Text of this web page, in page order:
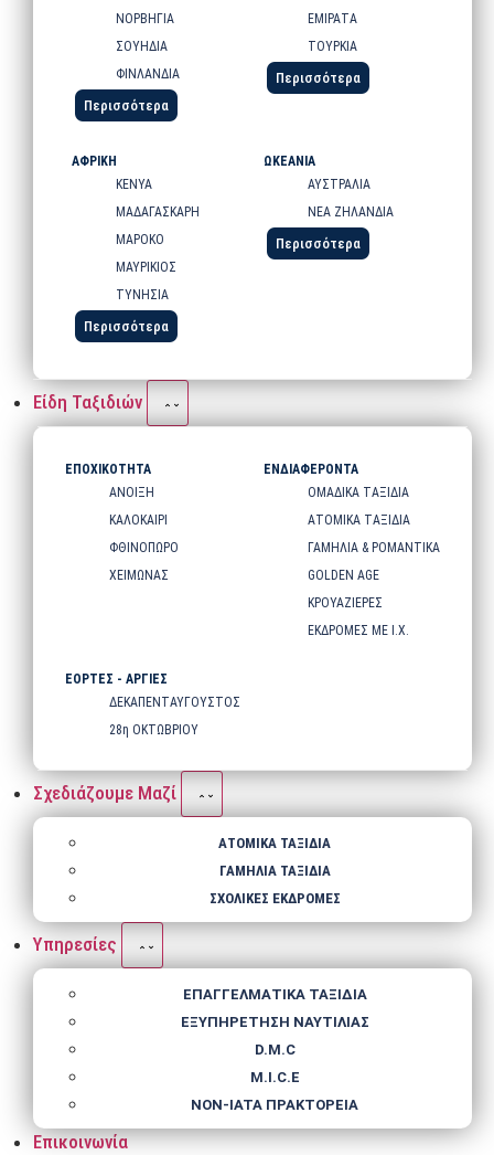
ΝΟΡΒΗΓΙΑ
ΣΟΥΗΔΙΑ
ΦΙΝΛΑΝΔΙΑ
Περισσότερα
ΕΜΙΡΑΤΑ
ΤΟΥΡΚΙΑ
Περισσότερα
ΑΦΡΙΚΗ
ΚΕΝΥΑ
ΜΑΔΑΓΑΣΚΑΡΗ
ΜΑΡΟΚΟ
ΜΑΥΡΙΚΙΟΣ
ΤΥΝΗΣΙΑ
Περισσότερα
ΩΚΕΑΝΙΑ
ΑΥΣΤΡΑΛΙΑ
ΝΕΑ ΖΗΛΑΝΔΙΑ
Περισσότερα
Είδη Ταξιδιών
ΕΠΟΧΙΚΟΤΗΤΑ
ΑΝΟΙΞΗ
ΚΑΛΟΚΑΙΡΙ
ΦΘΙΝΟΠΩΡΟ
ΧΕΙΜΩΝΑΣ
ΕΝΔΙΑΦΕΡΟΝΤΑ
ΟΜΑΔΙΚΑ ΤΑΞΙΔΙΑ
ΑΤΟΜΙΚΑ ΤΑΞΙΔΙΑ
ΓΑΜΗΛΙΑ & ΡΟΜΑΝΤΙΚΑ
GOLDEN AGE
ΚΡΟΥΑΖΙΕΡΕΣ
ΕΚΔΡΟΜΕΣ ΜΕ Ι.Χ.
ΕΟΡΤΕΣ - ΑΡΓΙΕΣ
ΔΕΚΑΠΕΝΤΑΥΓΟΥΣΤΟΣ
28η ΟΚΤΩΒΡΙΟΥ
Σχεδιάζουμε Μαζί
ΑΤΟΜΙΚΑ ΤΑΞΙΔΙΑ
ΓΑΜΗΛΙΑ ΤΑΞΙΔΙΑ
ΣΧΟΛΙΚΕΣ ΕΚΔΡΟΜΕΣ
Υπηρεσίες
ΕΠΑΓΓΕΛΜΑΤΙΚΑ ΤΑΞΙΔΙΑ
ΕΞΥΠΗΡΕΤΗΣΗ ΝΑΥΤΙΛΙΑΣ
D.M.C
M.I.C.E
NΟΝ-IATA ΠΡΑΚΤΟΡΕΙΑ
Επικοινωνία